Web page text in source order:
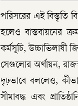
পরিসরের এই বিস্তৃতি
হলেও বাস্তবায়নের
কর্মসূচি, উচ্চাভিলাষী
সেগুলোর অর্থায়ন,
দৃঢ়ভাবে বললেও,
সীমাবদ্ধ এবং